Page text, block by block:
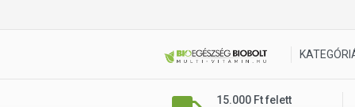
15.000 Ft felett